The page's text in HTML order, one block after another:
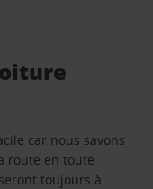
car nous savons
route en toute
toujours à